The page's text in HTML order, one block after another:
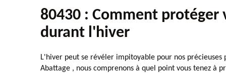
80430 : Comment protéger
durant l'hiver
L'hiver peut se révéler impitoyable pour nos précieuses
Abattage , nous comprenons à quel point vous tenez à